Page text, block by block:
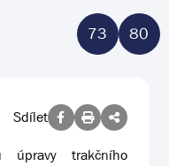
73 80
Sdílet
úpravy trakčního